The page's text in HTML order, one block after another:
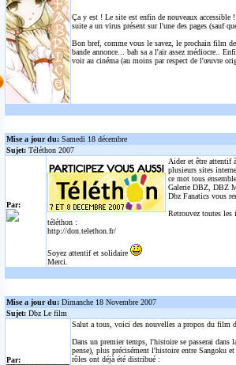
Ça y est ! Le site est enfin de nouveaux
suite a un virus présent sur l'une des pages (sauf
Bon bref, comme vous le savez, le prochain film
bande annonce... bah sa a l'air assez médiocre..
voir au cinéma (au moins par respect de l'œuvre
Mise a jour du: Samedi 18 décembre
Sujet: Téléthon 2007
Par:
Aider et être attentif
plusieurs sites
ce mot tous
Galerie DBZ, DBZ
Dbz Fanatics vous
Retrouvez toutes les
téléthon :
http://don.telethon.fr/
Soyez attentif et solidaire
Merci.
Mise a jour du: Dimanche 18 Novembre 2007
Sujet: Dbz Le film
Par:
Salut a tous, voici des nouvelles a propos du film
Dans un premier temps, l'histoire se passerai
pense), plus précisément l'histoire entre Sangoku
rôles ont déjà été distribué :